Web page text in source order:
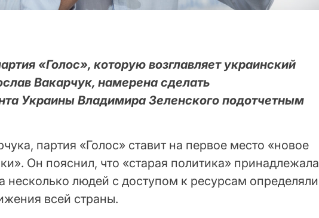
«Голос», которую возглавляет украинский
Вакарчук, намерена сделать
Украины Владимира Зеленского подотчетным
партия «Голос» ставит на первое место «новое
Он пояснил, что «старая политика» принадлежала
несколько людей с доступом к ресурсам определяли
всей страны.